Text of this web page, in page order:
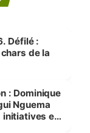
Défilé :
de la
: Dominique
Nguema
initiatives en